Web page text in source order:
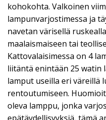
kohokohta. Valkoinen
lampunvarjostimessa ja
navetan värisellä
maalaismaiseen tai
Kattovalaisimessa on 4
liitäntä enintään 25 watin
lamput useilla eri väreillä
rentoutumiseen.
oleva lamppu, jonka